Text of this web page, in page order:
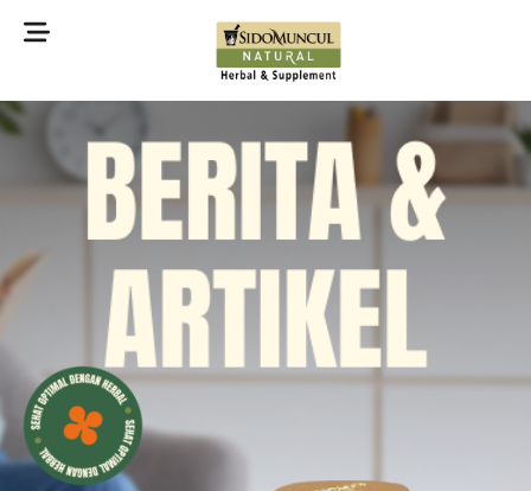
©2022 Sidomuncul Natural All right reserved